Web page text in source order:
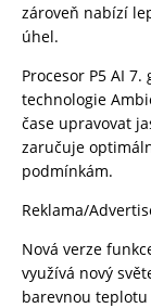
zároveň nabízí
úhel.
Procesor P5 AI
technologie
čase upravovat
zaručuje
podmínkám.
Reklama/
Nová verze
využívá nový
barevnou